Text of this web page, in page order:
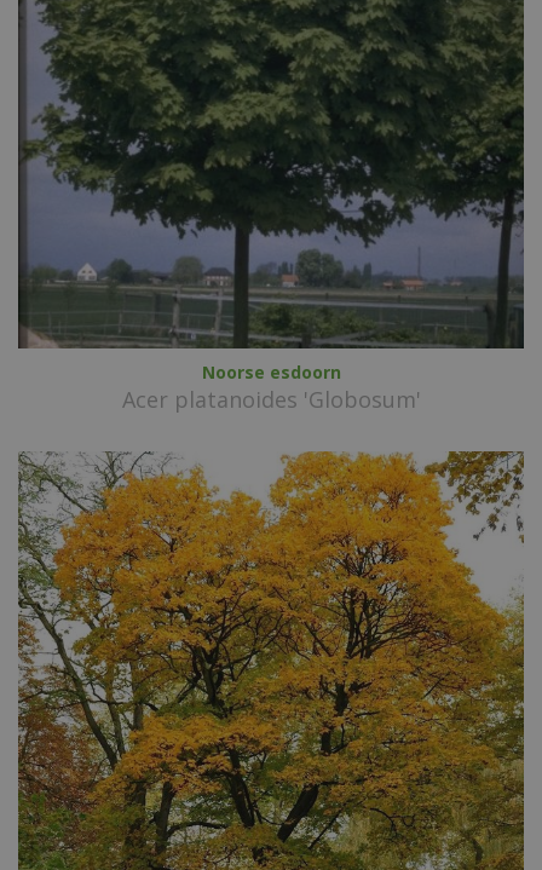
Noorse esdoorn
Acer platanoides 'Globosum'